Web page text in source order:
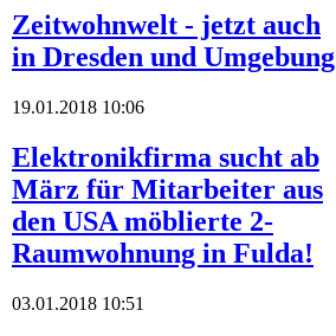
Zeitwohnwelt - jetzt auch
in Dresden und Umgebung
19.01.2018 10:06
Elektronikfirma sucht ab
März für Mitarbeiter aus
den USA möblierte 2-
Raumwohnung in Fulda!
03.01.2018 10:51